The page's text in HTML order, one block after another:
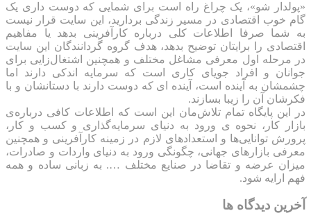
«پولدار شو»، یک چراغ راه است برای شمایی که دوست داری یک
گام خوب اقتصادی در مسیر زندگی بردارید، این سایت قرار نیست
به شما صرفا اطلاعات کلی درباره کارآفرینی بدهد یا مفاهیم
اقتصادی را برایتان توضیح بدهد، هدف گروه گردانندگان این سایت
در مرحله اول معرفی مشاغل مختلف و همچنین اشتغال‌زایی برای
جوانان و افراد جویای کاری است که سرمایه اندکی دارند اما
چشمشان به آینده است، آینده ای که دوست دارند با دستانشان و با
فکرشان آن را زیبا بسازند.
در این پایگاه تمام تلاش‌مان این است که ‌اطلاعات کافی درباره‌ی
بازار کار، نحوه ی ورود به دنیای سرمایه‌گذاری و کسب و کار،
پرورش توانایی‌ها و استعدادهای لازم در زمینه کارآفرینی و همچنین
معرفی بازارهای جهانی، چگونگی ورود به دنیای واردات و صادرات،
میزان عرضه و تقاضا در صنایع مختلف …. به زبانی ساده و همه
فهم ارایه شود.
آخرین دیدگاه ها